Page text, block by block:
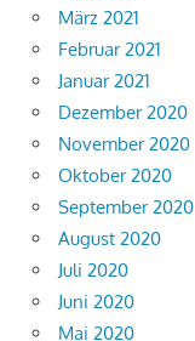
März 2021
Februar 2021
Januar 2021
Dezember 2020
November 2020
Oktober 2020
September 2020
August 2020
Juli 2020
Juni 2020
Mai 2020